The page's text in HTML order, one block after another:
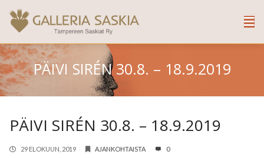
PÄIVI SIRÉN 30.8. – 18.9.2019
PÄIVI SIRÉN 30.8. – 18.9.2019
29 ELOKUUN, 2019 AJANKOHTAISTA 0